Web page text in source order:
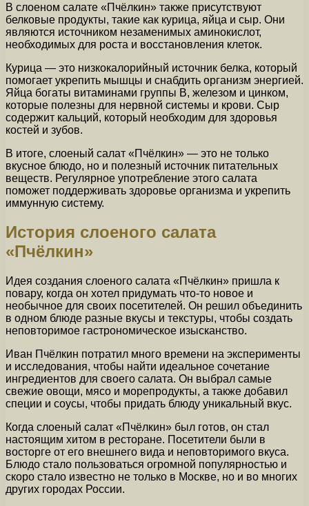
В слоеном салате «Пчёлкин» также присутствуют
белковые продукты, такие как курица, яйца и сыр. Они
являются источником незаменимых аминокислот,
необходимых для роста и восстановления клеток.
Курица — это низкокалорийный источник белка, который
помогает укрепить мышцы и снабдить организм энергией.
Яйца богаты витаминами группы В, железом и цинком,
которые полезны для нервной системы и крови. Сыр
содержит кальций, который необходим для здоровья
костей и зубов.
В итоге, слоеный салат «Пчёлкин» — это не только
вкусное блюдо, но и полезный источник питательных
веществ. Регулярное употребление этого салата
поможет поддерживать здоровье организма и укрепить
иммунную систему.
История слоеного салата
«Пчёлкин»
Идея создания слоеного салата «Пчёлкин» пришла к
повару, когда он хотел придумать что-то новое и
необычное для своих посетителей. Он решил объединить
в одном блюде разные вкусы и текстуры, чтобы создать
неповторимое гастрономическое изысканство.
Иван Пчёлкин потратил много времени на эксперименты
и исследования, чтобы найти идеальное сочетание
ингредиентов для своего салата. Он выбрал самые
свежие овощи, мясо и морепродукты, а также добавил
специи и соусы, чтобы придать блюду уникальный вкус.
Когда слоеный салат «Пчёлкин» был готов, он стал
настоящим хитом в ресторане. Посетители были в
восторге от его внешнего вида и неповторимого вкуса.
Блюдо стало пользоваться огромной популярностью и
скоро стало известно не только в Москве, но и во многих
других городах России.